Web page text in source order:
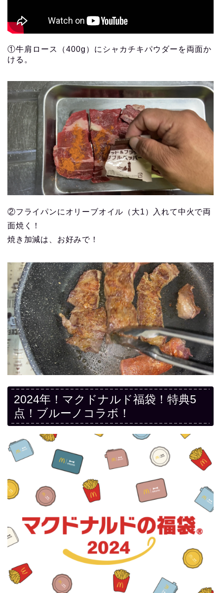
①牛肩ロース（400g）にシャカチキパウダーを両面か
ける。
②フライパンにオリーブオイル（大1）入れて中火で両
面焼く！
焼き加減は、お好みで！
2024年！マクドナルド福袋！特典5
点！ブルーノコラボ！